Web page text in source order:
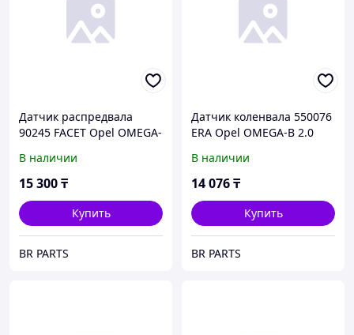
Датчик распредвала
90245 FACET Opel OMEGA-
SINTRA 3.0 24V
В наличии
15 300₸
Купить
BR PARTS
Датчик коленвала 550076
ERA Opel OMEGA-B 2.0
В наличии
14 076₸
Купить
BR PARTS